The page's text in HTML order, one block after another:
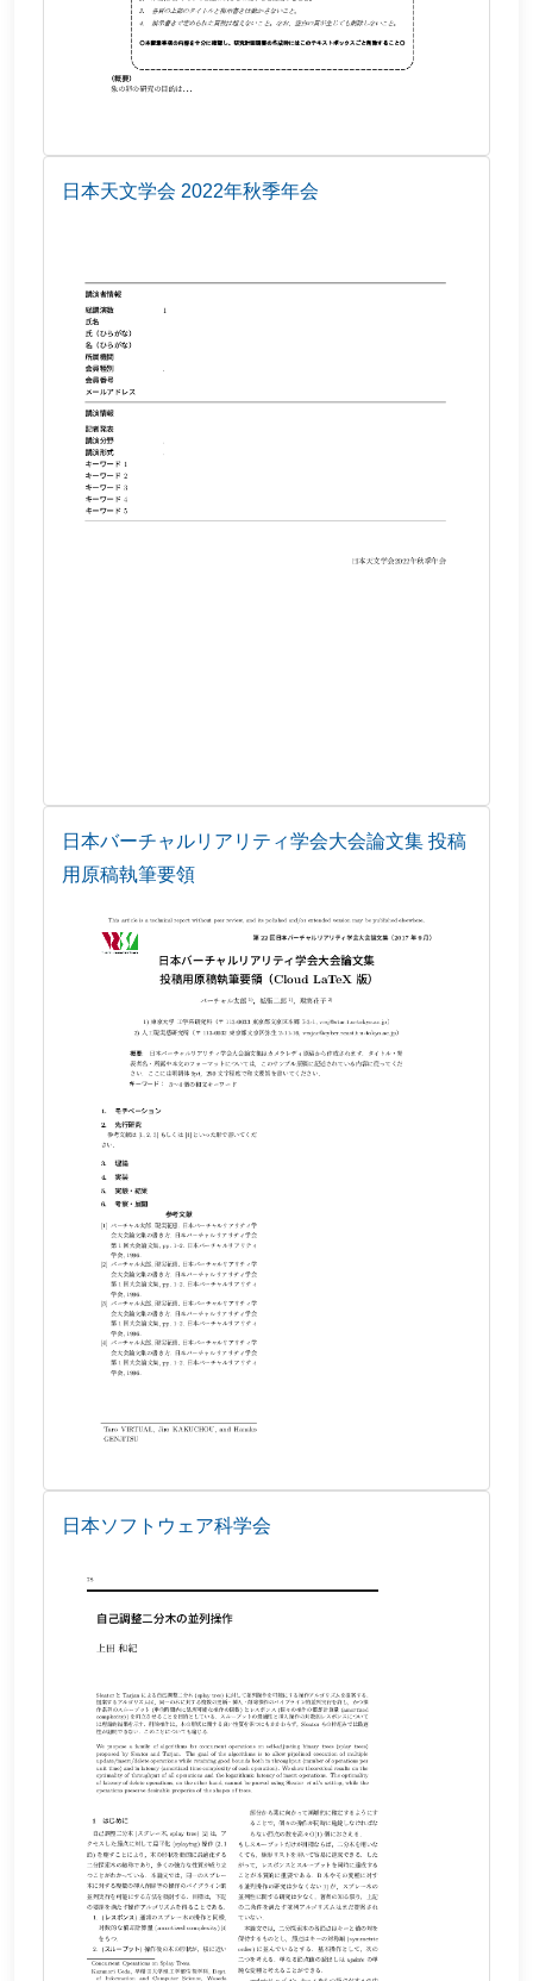
日本天文学会 2022年秋季年会
日本バーチャルリアリティ学会大会論文集 投稿
用原稿執筆要領
日本ソフトウェア科学会